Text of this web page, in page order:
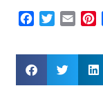
Facebook
Twitter
Email